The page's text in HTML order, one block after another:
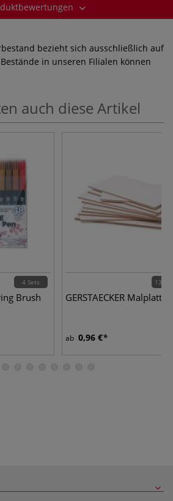
bezieht sich ausschließlich auf
in unseren Filialen können
auch diese Artikel
4 Sets
Brush
13
GERSTAECKER Malplatten
ab 0,96 €